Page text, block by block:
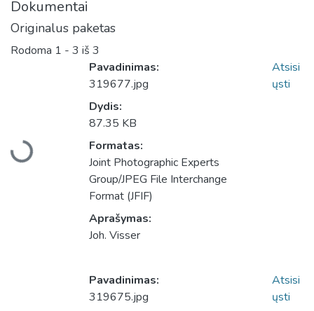
Dokumentai
Originalus paketas
Rodoma 1 - 3 iš 3
Įkeliama...
Pavadinimas:
319677.jpg
Dydis:
87.35 KB
Formatas:
Joint Photographic Experts
Group/JPEG File Interchange
Format (JFIF)
Aprašymas:
Joh. Visser
Atsisi
ųsti
Pavadinimas:
319675.jpg
Atsisi
ųsti